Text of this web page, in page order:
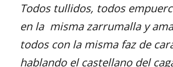
Todos tullidos, todos
en la misma zarrumalla y
todos con la misma faz de
hablando el castellano del